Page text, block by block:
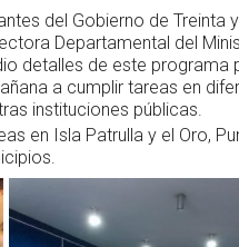
del Gobierno de Treinta
Departamental del
detalles de este programa
a cumplir tareas en
instituciones públicas.
en Isla Patrulla y el Oro,